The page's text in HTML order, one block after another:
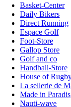
Basket-Center
Daily Bikers
Direct Running
Espace Golf
Foot-Store
Gallop Store
Golf and co
Handball-Store
House of
La sellerie de
Made in Paradis
Nauti-wave